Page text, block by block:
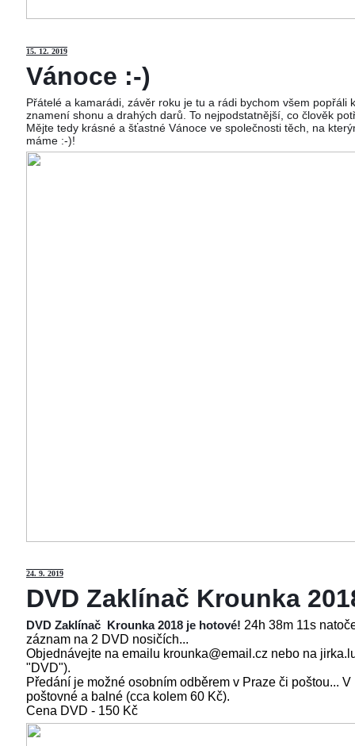
15. 12. 2019
Vánoce :-)
Přátelé a kamarádi, závěr roku je tu a rádi bychom všem
znamení shonu a drahých darů. To nejpodstatnější, co člověk
Mějte tedy krásné a šťastné Vánoce ve společnosti těch, na
máme :-)!
24. 9. 2019
DVD Zaklínač Krounka
DVD Zaklínač Krounka 2018 je hotové! 24h 38m 11s
záznam na 2 DVD nosičích...
Objednávejte na emailu krounka@email.cz nebo na
"DVD").
Předání je možné osobním odběrem v Praze či poštou...
poštovné a balné (cca kolem 60 Kč).
Cena DVD - 150 Kč